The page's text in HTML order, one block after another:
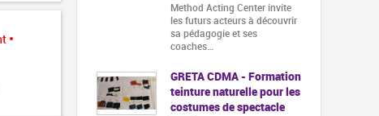
Method Acting Center invite
les futurs acteurs à découvrir
sa pédagogie et ses
coaches…
GRETA CDMA - Formation
teinture naturelle pour les
costumes de spectacle